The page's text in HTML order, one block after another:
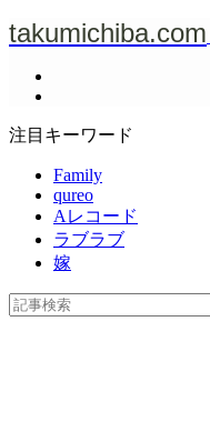
takumichiba.com
注目キーワード
Family
qureo
Aレコード
ラブラブ
嫁